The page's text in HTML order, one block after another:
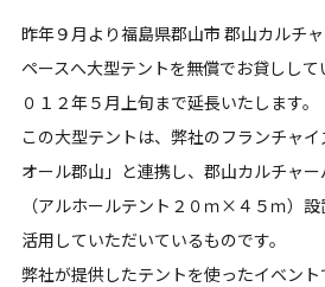
九州・沖縄（外部）
昨年９月より福島県郡山市 郡山カルチ
ペースへ大型テントを無償でお貸しし
０１２年５月上旬まで延長いたします。
この大型テントは、弊社のフランチャ
オール郡山」と連携し、郡山カルチャ
（アルホールテント２０ｍ×４５ｍ）
活用していただいているものです。
弊社が提供したテントを使ったイベン